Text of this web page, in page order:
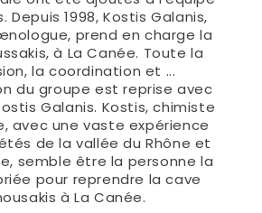
Depuis 1998, Kostis Galanis,
prend en charge la
à La Canée. Toute la
la coordination et ...
du groupe est reprise avec
Galanis. Kostis, chimiste
avec une vaste expérience
de la vallée du Rhône et
semble être la personne la
pour reprendre la cave
à La Canée.